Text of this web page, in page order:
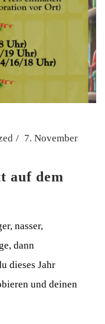
7. November
auf dem
nasser,
dann
dieses Jahr
und deinen